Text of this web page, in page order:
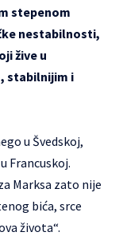
stepenom
nestabilnosti,
žive u
stabilnijim i
u Švedskoj,
Francuskoj.
Marksa zato nije
bića, srce
života“.